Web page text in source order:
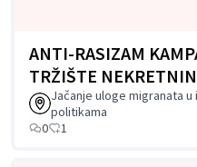
ANTI-RASIZAM
TRŽIŠTE
Jačanje uloge migranata
politikama
0
1